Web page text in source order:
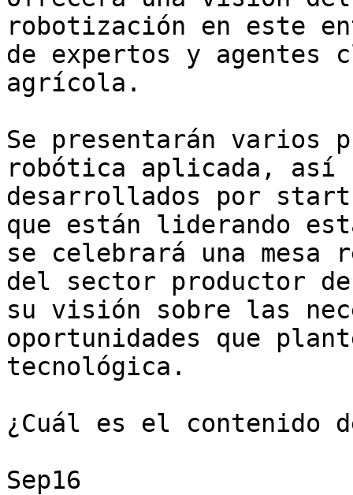
robotización en este
de expertos y agentes
agrícola.
Se presentarán varios
robótica aplicada, así
desarrollados por
que están liderando
se celebrará una mesa
del sector productor
su visión sobre las
oportunidades que
tecnológica.
¿Cuál es el contenido
Sep16